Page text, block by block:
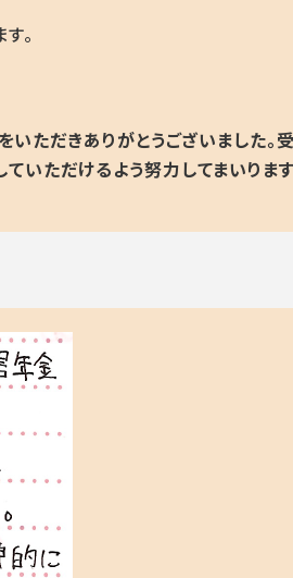
。
いただきありがとうございました。
いただけるよう努力してまいります